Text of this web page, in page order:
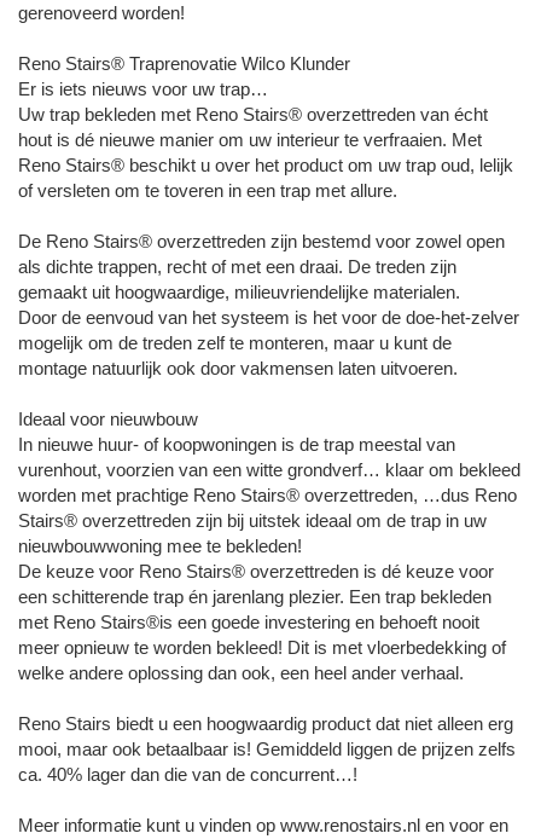
gerenoveerd worden!
Reno Stairs® Traprenovatie Wilco Klunder
Er is iets nieuws voor uw trap…
Uw trap bekleden met Reno Stairs® overzettreden van écht
hout is dé nieuwe manier om uw interieur te verfraaien. Met
Reno Stairs® beschikt u over het product om uw trap oud, lelijk
of versleten om te toveren in een trap met allure.
De Reno Stairs® overzettreden zijn bestemd voor zowel open
als dichte trappen, recht of met een draai. De treden zijn
gemaakt uit hoogwaardige, milieuvriendelijke materialen.
Door de eenvoud van het systeem is het voor de doe-het-zelver
mogelijk om de treden zelf te monteren, maar u kunt de
montage natuurlijk ook door vakmensen laten uitvoeren.
Ideaal voor nieuwbouw
In nieuwe huur- of koopwoningen is de trap meestal van
vurenhout, voorzien van een witte grondverf… klaar om bekleed
worden met prachtige Reno Stairs® overzettreden, …dus Reno
Stairs® overzettreden zijn bij uitstek ideaal om de trap in uw
nieuwbouwwoning mee te bekleden!
De keuze voor Reno Stairs® overzettreden is dé keuze voor
een schitterende trap én jarenlang plezier. Een trap bekleden
met Reno Stairs®is een goede investering en behoeft nooit
meer opnieuw te worden bekleed! Dit is met vloerbedekking of
welke andere oplossing dan ook, een heel ander verhaal.
Reno Stairs biedt u een hoogwaardig product dat niet alleen erg
mooi, maar ook betaalbaar is! Gemiddeld liggen de prijzen zelfs
ca. 40% lager dan die van de concurrent…!
Meer informatie kunt u vinden op www.renostairs.nl en voor en